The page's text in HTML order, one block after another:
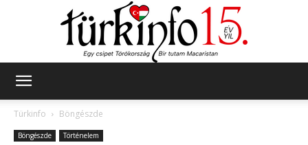
Türkinfo
Böngészde
Böngészde Történelem